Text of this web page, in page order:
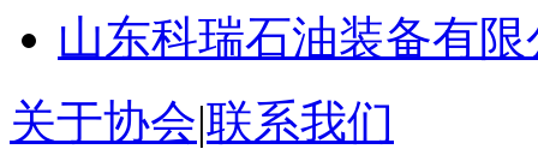
山东科瑞石油装备有
关于协会|联系我们